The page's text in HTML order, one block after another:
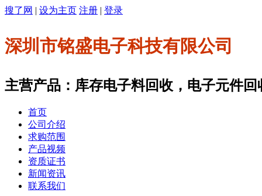
搜了网 | 设为主页 注册 | 登录
深圳市铭盛电子科技有限公司
主营产品：库存电子料回收，电子元件
首页
公司介绍
求购范围
产品视频
资质证书
新闻资讯
联系我们